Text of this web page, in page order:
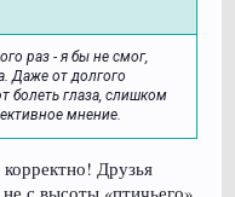
раз - я бы не смог,
Даже от долгого
болеть глаза, слишком
мнение.
Друзья
с высоты «птичьего»